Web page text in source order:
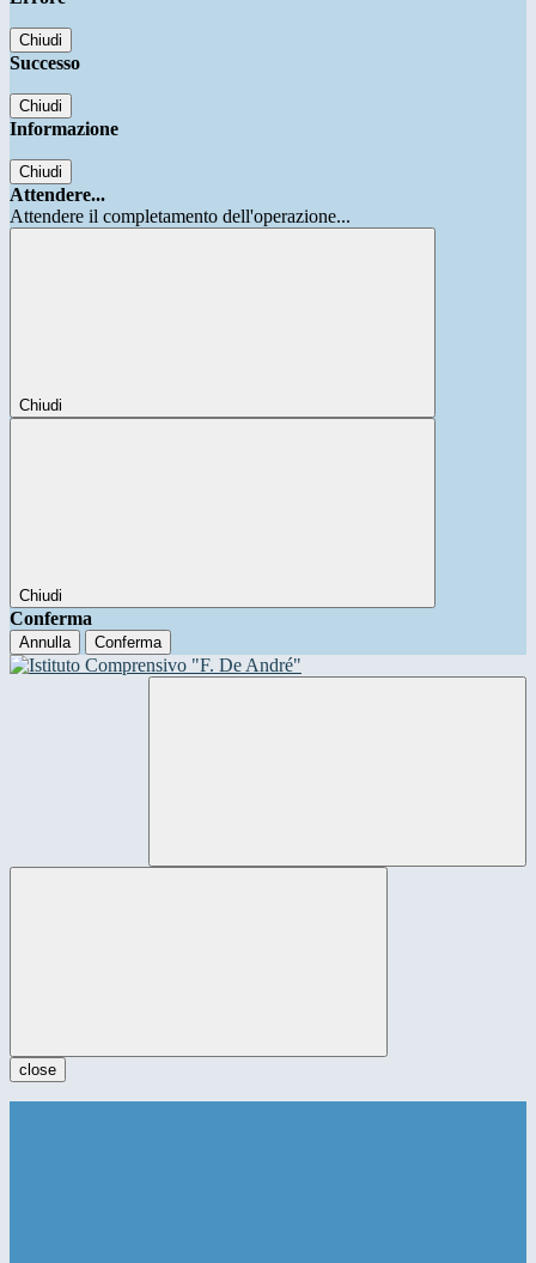
Chiudi
Successo
Chiudi
Informazione
Chiudi
Attendere...
Attendere il completamento dell'operazione...
Chiudi
Chiudi
Conferma
Annulla Conferma
close